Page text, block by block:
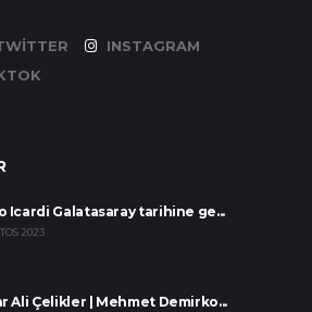
INSTAGRAM
Icardi Galatasaray tarihine ge...
2023
Ali Çelikler | Mehmet Demirko...